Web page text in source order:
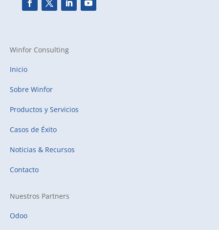
Winfor Consulting
Inicio
Sobre Winfor
Productos y Servicios
Casos de Éxito
Noticias & Recursos
Contacto
Nuestros Partners
Odoo